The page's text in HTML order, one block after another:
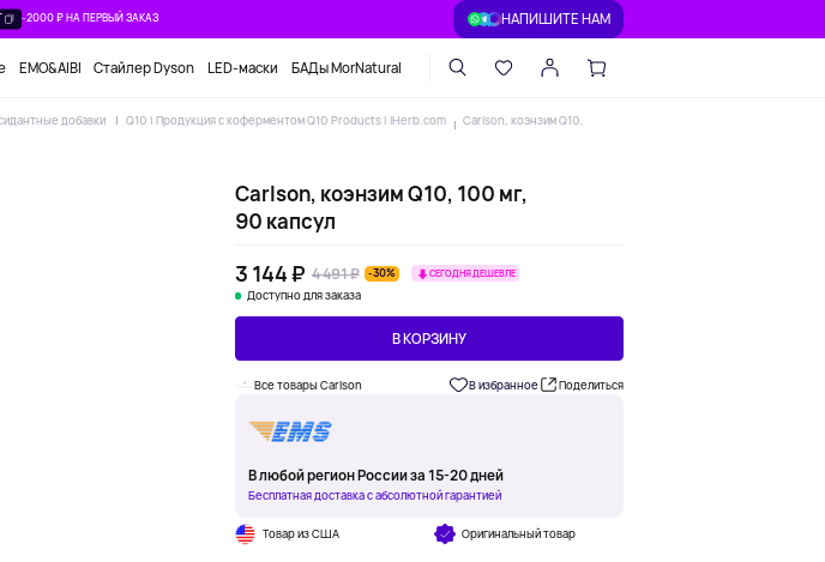
-2000 ₽ НА ПЕРВЫЙ ЗАКАЗ НАПИШИТЕ НАМ
EMO&AIBI Стайлер Dyson LED-маски БАДы MorNatural
добавки Q10 | Продукция с коферментом Q10 Products | iHerb.com
Carlson, коэнзим Q10,
Carlson, коэнзим Q10, 100 мг,
90 капсул
3 144 ₽ 4 491 ₽ -30% СЕГОДНЯ ДЕШЕВЛЕ
Доступно для заказа
В КОРЗИНУ
Все товары Carlson В избранное Поделиться
В любой регион России за 15-20 дней
Бесплатная доставка с абсолютной гарантией
Товар из США Оригинальный товар